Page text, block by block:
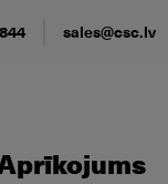
sales@csc.lv